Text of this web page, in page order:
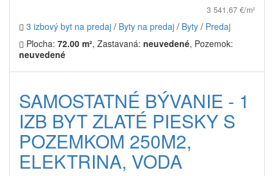
3 541.67 €/m²
3 izbový byt na predaj / Byty na predaj / Byty / Predaj
Plocha: 72.00 m², Zastavaná: neuvedené, Pozemok:
neuvedené
SAMOSTATNÉ BÝVANIE - 1
IZB BYT ZLATÉ PIESKY S
POZEMKOM 250M2,
ELEKTRINA, VODA